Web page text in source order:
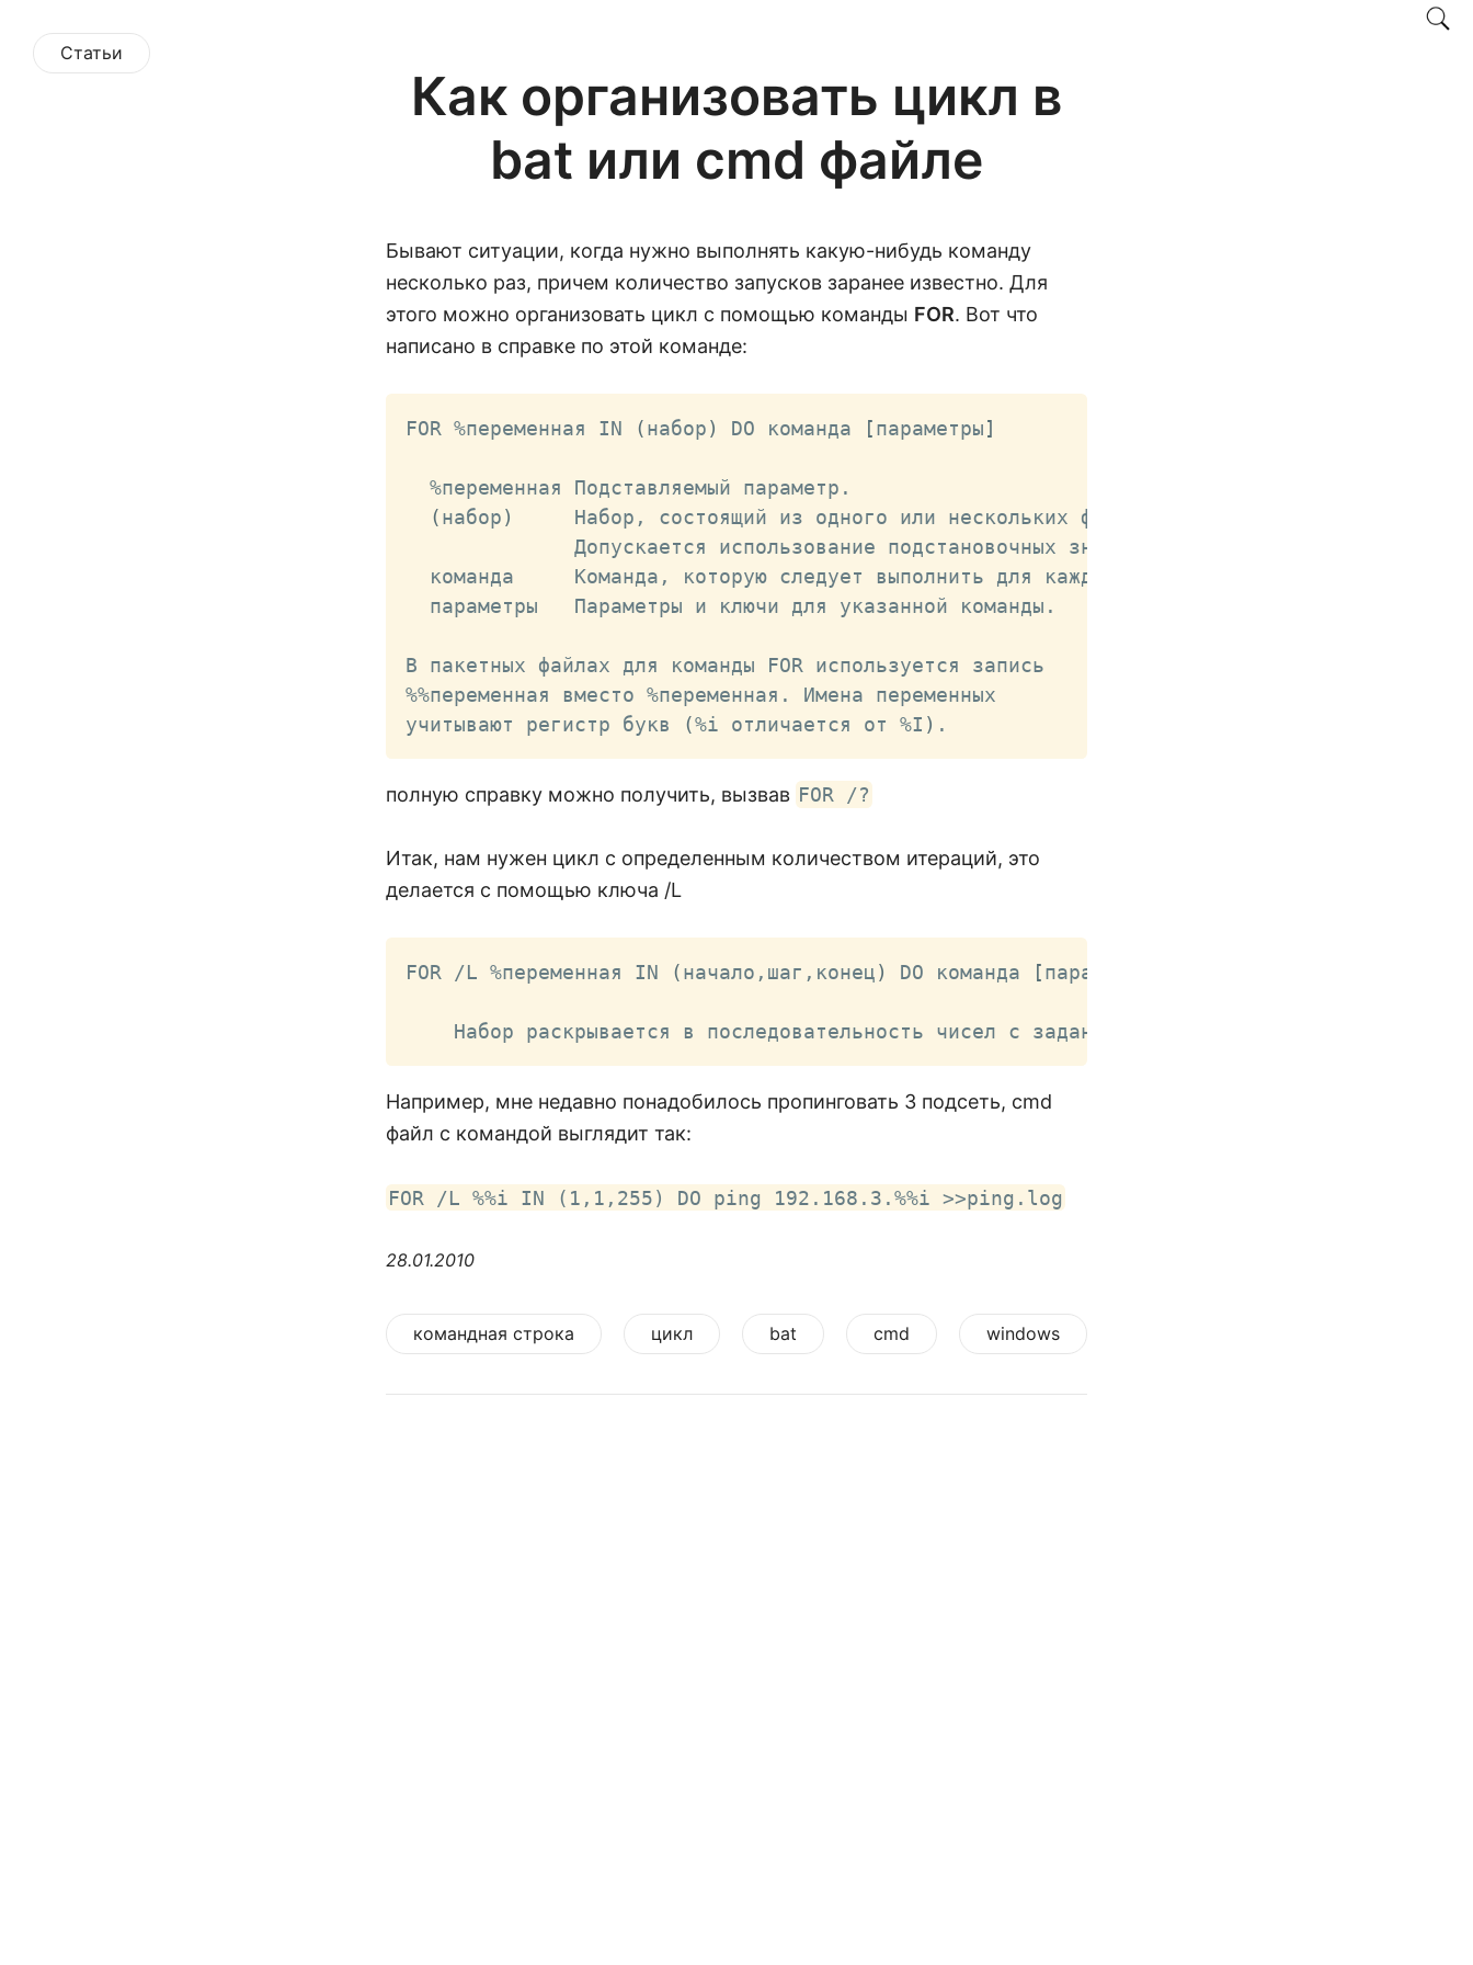
Статьи
Как организовать цикл в
bat или cmd файле
Бывают ситуации, когда нужно выполнять какую-нибудь команду
несколько раз, причем количество запусков заранее известно. Для
этого можно организовать цикл с помощью команды FOR. Вот что
написано в справке по этой команде:
FOR %переменная IN (набор) DO команда [параметры]
  %переменная Подставляемый параметр.
(набор)
     Набор, состоящий из одного или нескольких файлов.
              Допускается использование подстановочных знаков.
  команда     Команда, которую следует выполнить для каждого файла.
  параметры   Параметры и ключи для указанной команды.
В пакетных файлах для команды FOR используется запись
%%переменная вместо %переменная. Имена переменных
учитывают регистр букв
(%i отличается от %I ) .
полную справку можно получить, вызвав FOR /?
Итак, нам нужен цикл с определенным количеством итераций, это
делается с помощью ключа /L
FOR /L %переменная IN (начало,шаг,конец) DO команда [параметры
Набор раскрывается в последовательность чисел с заданными началом, концом и шагом
Например, мне недавно понадобилось пропинговать 3 подсеть, cmd
файл с командой выглядит так:
FOR /L %%i IN (1,1,255) DO ping 192.168.3.%%i >>ping.log
28.01.2010
командная строка цикл bat cmd windows